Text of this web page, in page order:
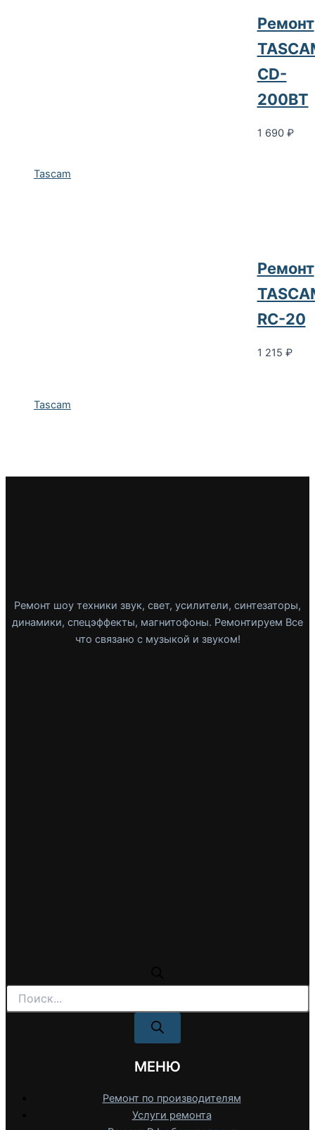
Tascam
Ремонт
CD-
200BT
1 690 ₽
Tascam
Ремонт
RC-20
1 215 ₽
Ремонт шоу техники звук, свет, усилители, синтезаторы,
динамики, спецэффекты, магнитофоны. Ремонтируем Все
что связано с музыкой и звуком!
Поиск
товаров
МЕНЮ
Ремонт по производителям
Услуги ремонта